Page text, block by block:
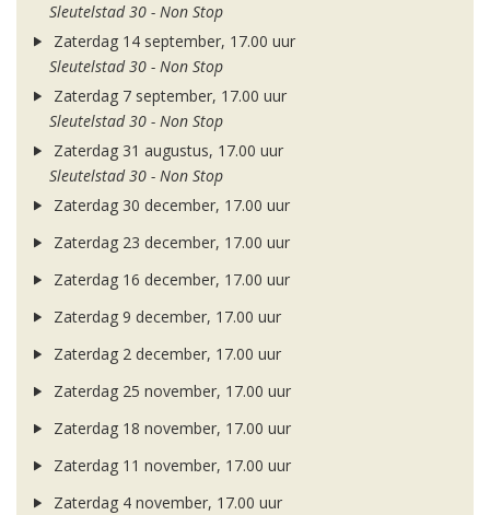
Sleutelstad 30 - Non Stop
Zaterdag 14 september, 17.00 uur
Sleutelstad 30 - Non Stop
Zaterdag 7 september, 17.00 uur
Sleutelstad 30 - Non Stop
Zaterdag 31 augustus, 17.00 uur
Sleutelstad 30 - Non Stop
Zaterdag 30 december, 17.00 uur
Zaterdag 23 december, 17.00 uur
Zaterdag 16 december, 17.00 uur
Zaterdag 9 december, 17.00 uur
Zaterdag 2 december, 17.00 uur
Zaterdag 25 november, 17.00 uur
Zaterdag 18 november, 17.00 uur
Zaterdag 11 november, 17.00 uur
Zaterdag 4 november, 17.00 uur